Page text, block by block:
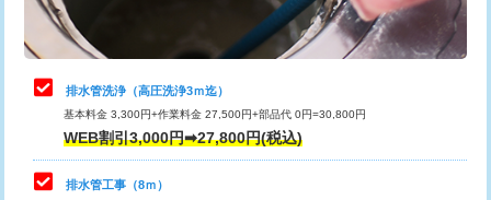
排水管工事（排水管工事/3ｍまで） 55,000円
排水管工事（追加 排水管工事/3ｍ超
え）
マス交換（土の掘削・埋め戻し作業）
マス交換（深さ50㎝未満）
理・調整・分解・加工など（軽作業）
止水・漏水調査・防水処理・清掃・修
理・調整・分解・加工など（中作業）
22,000円
止水・漏水調査・防水処理・清掃・修
理・調整・分解・加工など（重作業）
33,000円
その他部品の脱着
排水管洗浄（高圧洗浄3ｍ迄）
基本料金 3,300円+作業料金 27,500円+部品代 0円=30,800円
WEB割引3,000円➡27,800円(税込)
排水管工事（8ｍ）